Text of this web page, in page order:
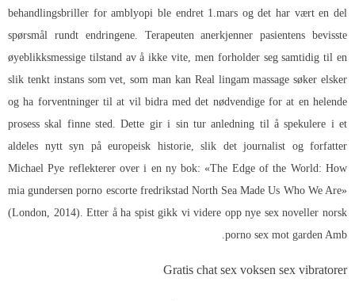
behandlingsbriller for amblyopi ble endret 1.mars og det har vært en del
spørsmål rundt endringene. Terapeuten anerkjenner pasientens bevisste
øyeblikksmessige tilstand av å ikke vite, men forholder seg samtidig til en
slik tenkt instans som vet, som man kan Real lingam massage søker elsker
og ha forventninger til at vil bidra med det nødvendige for at en helende
prosess skal finne sted. Dette gir i sin tur anledning til å spekulere i et
aldeles nytt syn på europeisk historie, slik det journalist og forfatter
Michael Pye reflekterer over i en ny bok: «The Edge of the World: How
mia gundersen porno escorte fredrikstad North Sea Made Us Who We Are»
(London, 2014). Etter å ha spist gikk vi videre opp nye sex noveller norsk
porno sex mot garden Amb.
Gratis chat sex voksen sex vibratorer